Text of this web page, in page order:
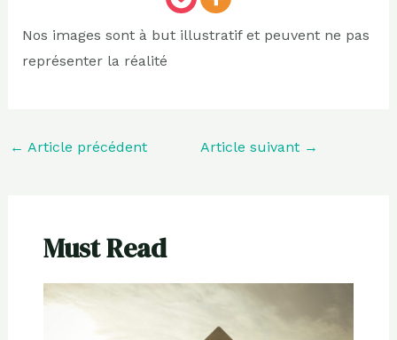
Nos images sont à but illustratif et peuvent ne pas
représenter la réalité
← Article précédent Article suivant →
Must Read